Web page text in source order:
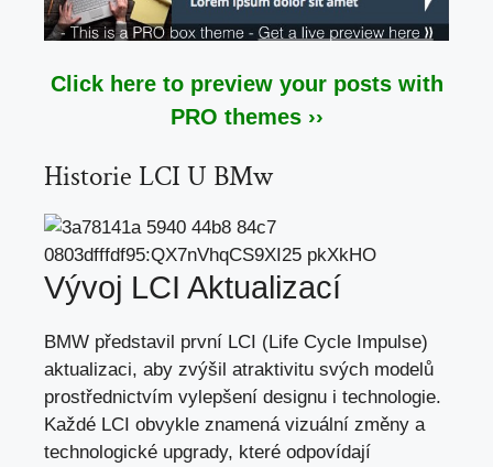
Click here to preview your posts with
PRO themes ››
Historie LCI U BMw
Vývoj LCI Aktualizací
BMW představil první LCI (Life Cycle Impulse)
aktualizaci, aby zvýšil atraktivitu svých modelů
prostřednictvím vylepšení designu i technologie.
Každé LCI obvykle znamená vizuální změny a
technologické upgrady, které odpovídají